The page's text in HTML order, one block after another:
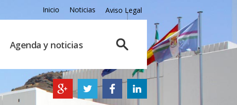
Inicio Noticias Aviso Legal
Agenda y noticias